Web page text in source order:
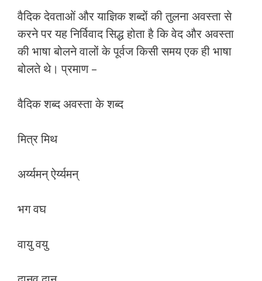
वैदिक देवताओं और याज्ञिक शब्‍दों की तुलना अवस्‍ता से
करने पर यह निर्विवाद सिद्ध होता है कि वेद और अवस्‍ता
की भाषा बोलने वालों के पूर्वज किसी समय एक ही भाषा
बोलते थे। प्रमाण –
वैदिक शब्‍द अवस्‍ता के शब्‍द
मित्र मिथ
अर्य्यमन् ऐर्य्यमन्
भग वघ
वायु वयु